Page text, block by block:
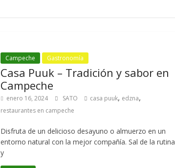
Campeche Gastronomía
Casa Puuk – Tradición y sabor en
Campeche
enero 16, 2024 SATO casa puuk, edzna,
restaurantes en campeche
Disfruta de un delicioso desayuno o almuerzo en un
entorno natural con la mejor compañía. Sal de la rutina
y